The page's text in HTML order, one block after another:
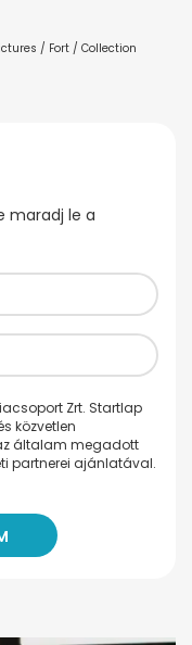
/ Fort / Collection
maradj le a
Zrt. Startlap
közvetlen
általam megadott
partnerei ajánlatával.